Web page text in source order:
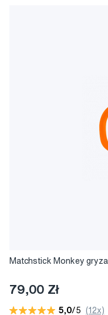
Matchstick Monkey
79,00 Zł
5,0/5 (12x)